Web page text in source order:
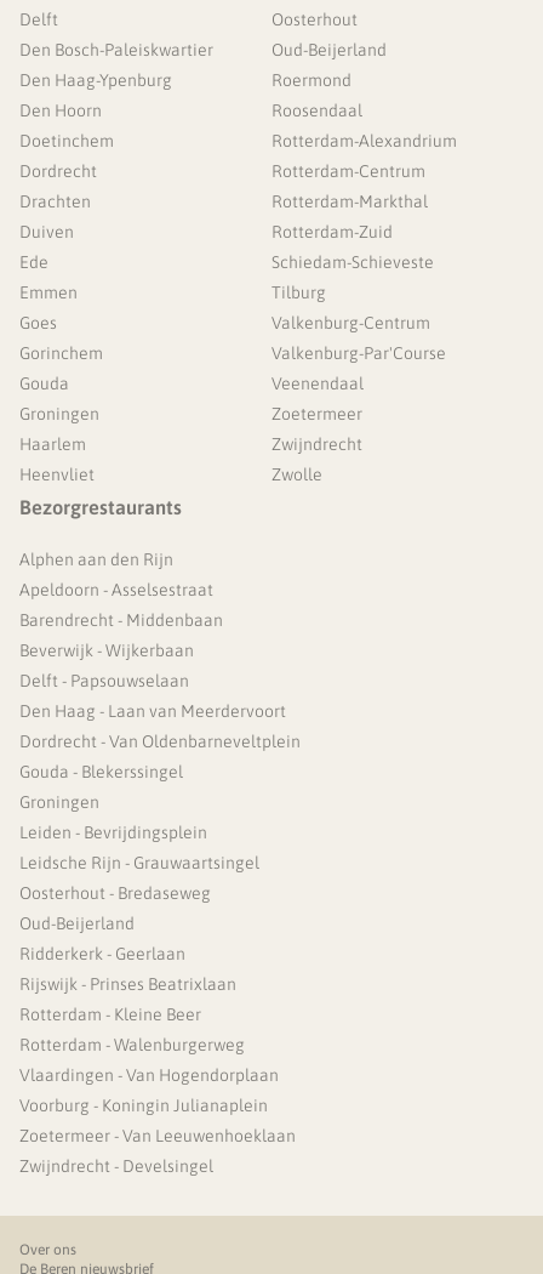
Delft
Den Bosch-Paleiskwartier
Den Haag-Ypenburg
Den Hoorn
Doetinchem
Dordrecht
Drachten
Duiven
Ede
Emmen
Goes
Gorinchem
Gouda
Groningen
Haarlem
Heenvliet
Oosterhout
Oud-Beijerland
Roermond
Roosendaal
Rotterdam-Alexandrium
Rotterdam-Centrum
Rotterdam-Markthal
Rotterdam-Zuid
Schiedam-Schieveste
Tilburg
Valkenburg-Centrum
Valkenburg-Par'Course
Veenendaal
Zoetermeer
Zwijndrecht
Zwolle
Bezorgrestaurants
Alphen aan den Rijn
Apeldoorn - Asselsestraat
Barendrecht - Middenbaan
Beverwijk - Wijkerbaan
Delft - Papsouwselaan
Den Haag - Laan van Meerdervoort
Dordrecht - Van Oldenbarneveltplein
Gouda - Blekerssingel
Groningen
Leiden - Bevrijdingsplein
Leidsche Rijn - Grauwaartsingel
Oosterhout - Bredaseweg
Oud-Beijerland
Ridderkerk - Geerlaan
Rijswijk - Prinses Beatrixlaan
Rotterdam - Kleine Beer
Rotterdam - Walenburgerweg
Vlaardingen - Van Hogendorplaan
Voorburg - Koningin Julianaplein
Zoetermeer - Van Leeuwenhoeklaan
Zwijndrecht - Develsingel
Over ons
De Beren nieuwsbrief